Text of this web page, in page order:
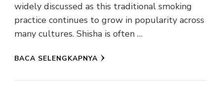
widely discussed as this traditional smoking
practice continues to grow in popularity across
many cultures. Shisha is often …
BACA SELENGKAPNYA